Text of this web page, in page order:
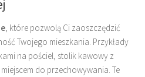
, które pozwolą Ci zaoszczędzić
Twojego mieszkania. Przykłady
na pościel, stolik kawowy z
do przechowywania. Te